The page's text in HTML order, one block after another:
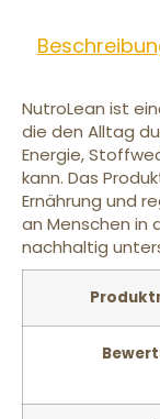
NutroLean ist
die den Alltag
Energie,
kann. Das
Ernährung und
an Menschen in
nachhaltig